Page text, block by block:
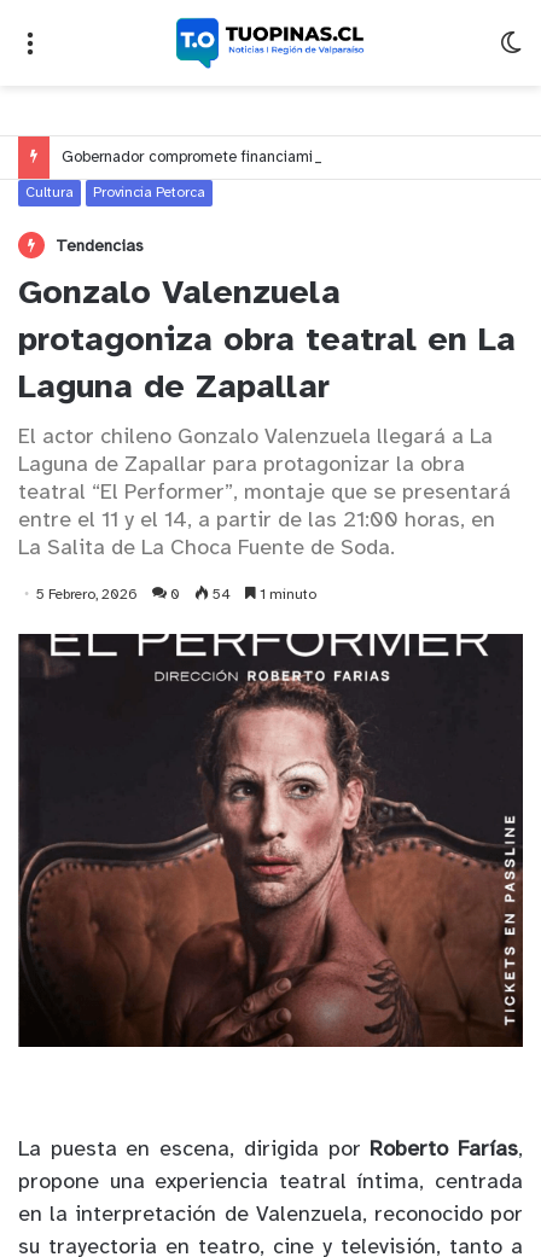
Cultura Provincia Petorca
Tendencias
Gonzalo Valenzuela
protagoniza obra teatral en La
Laguna de Zapallar
El actor chileno Gonzalo Valenzuela llegará a La
Laguna de Zapallar para protagonizar la obra
teatral “El Performer”, montaje que se presentará
entre el 11 y el 14, a partir de las 21:00 horas, en
La Salita de La Choca Fuente de Soda.
5 Febrero, 2026 0 54 1 minuto
La puesta en escena, dirigida por Roberto Farías,
propone una experiencia teatral íntima, centrada
en la interpretación de Valenzuela, reconocido por
su trayectoria en teatro, cine y televisión, tanto a